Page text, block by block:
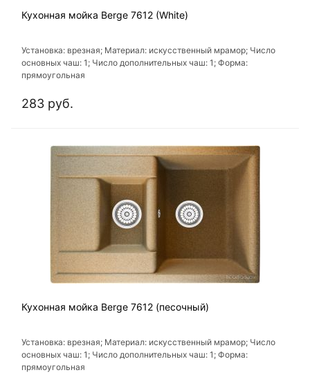
Кухонная мойка Berge 7612 (White)
Установка: врезная; Материал: искусственный мрамор; Число
основных чаш: 1; Число дополнительных чаш: 1; Форма:
прямоугольная
283 руб.
Кухонная мойка Berge 7612 (песочный)
Установка: врезная; Материал: искусственный мрамор; Число
основных чаш: 1; Число дополнительных чаш: 1; Форма:
прямоугольная